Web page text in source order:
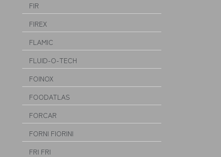
FIR
FIREX
FLAMIC
FLUID-O-TECH
FOINOX
FOODATLAS
FORCAR
FORNI FIORINI
FRI FRI